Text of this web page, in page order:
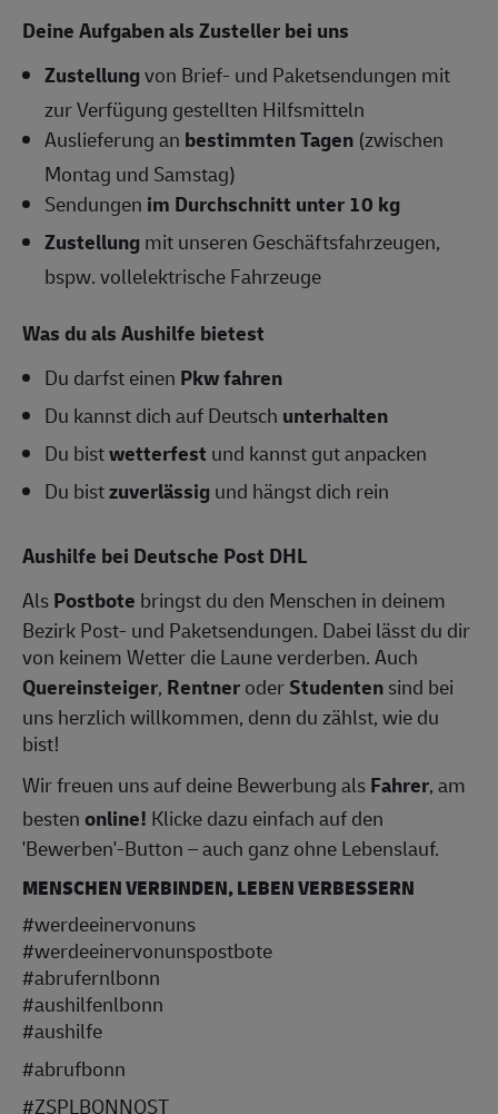
Deine Aufgaben als Zusteller bei uns
Zustellungvon Brief- und Paketsendungen mit
zur Verfügung gestellten Hilfsmitteln
Auslieferung an bestimmten Tagen (zwischen
Montag und Samstag)
Sendungen im Durchschnitt unter 10 kg
Zustellungmit unseren Geschäftsfahrzeugen,
bspw. vollelektrische Fahrzeuge
Was du als Aushilfe bietest
Du darfst einen Pkw fahren
Du kannst dich auf Deutsch unterhalten
Du bistwetterfest und kannst gut anpacken
Du bistzuverlässigund hängst dich rein
Aushilfe bei Deutsche Post DHL
AlsPostbote bringst du den Menschen in deinem
Bezirk Post- und Paketsendungen. Dabei lässt du dir
von keinem Wetter die Laune verderben. Auch
Quereinsteiger, RentneroderStudentensind bei
uns herzlich willkommen, denn du zählst, wie du
bist!
Wir freuen uns auf deine Bewerbung alsFahrer, am
bestenonline! Klicke dazu einfach auf den
'Bewerben'-Button – auch ganz ohne Lebenslauf.
MENSCHEN VERBINDEN, LEBEN VERBESSERN
#werdeeinervonuns
#werdeeinervonunspostbote
#abrufernlbonn
#aushilfenlbonn
#aushilfe
#abrufbonn
#ZSPLBONNOST